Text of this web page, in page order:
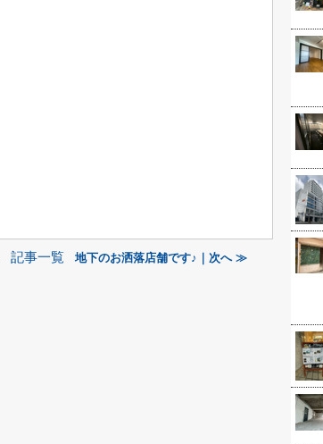
記事一覧 地下のお洒落店舗です♪｜次へ ≫